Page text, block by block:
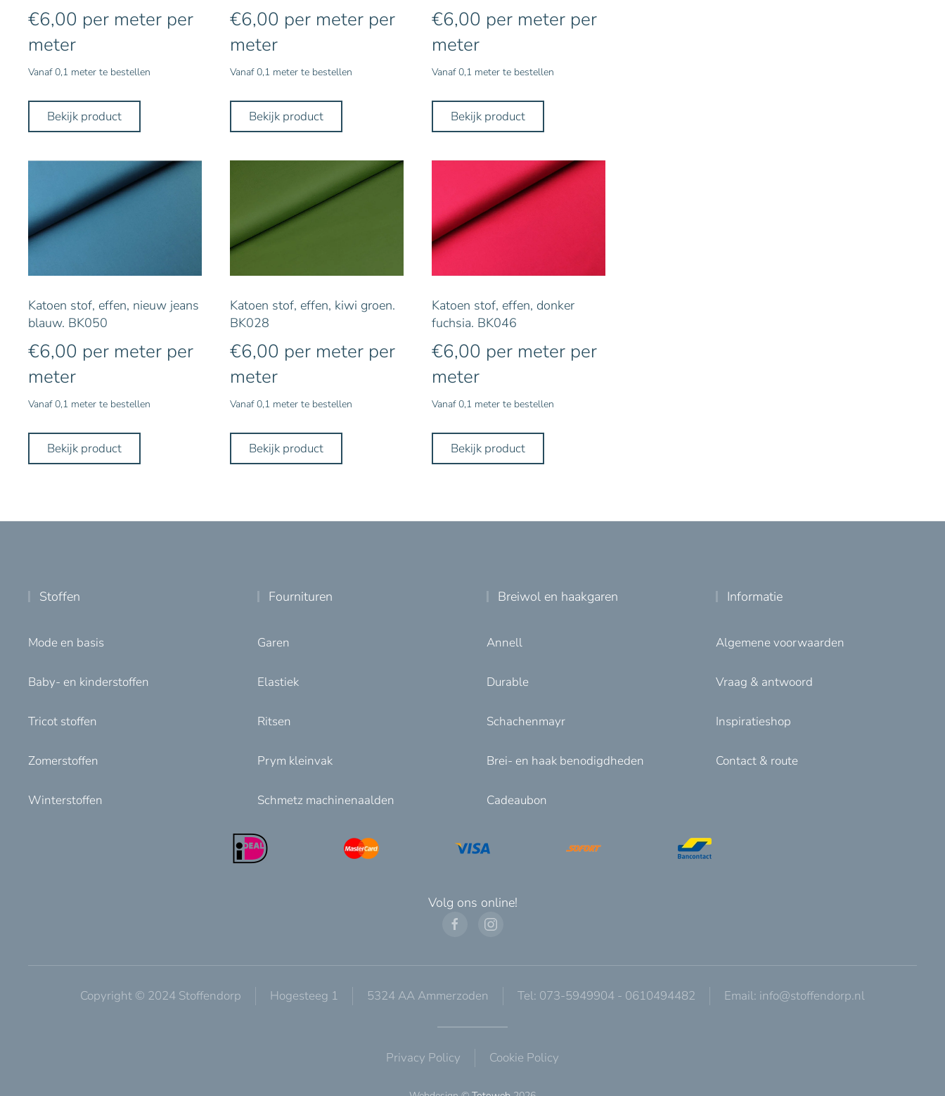
€6,00 per meter per
meter
Vanaf 0,1 meter te bestellen
Bekijk product
€6,00 per meterper
meter
Vanaf 0,1 meter te bestellen
Bekijk product
€6,00 per meterper
meter
Vanaf 0,1 meter te bestellen
Bekijk product
Katoen stof, effen, nieuw jeans
blauw. BK050
€6,00 per meter per
meter
Vanaf 0,1 meter te bestellen
Bekijk product
Katoen stof, effen, kiwi groen.
BK028
€6,00 per meterper
meter
Vanaf 0,1 meter te bestellen
Bekijk product
Katoen stof, effen, donker
fuchsia. BK046
€6,00 per meterper
meter
Vanaf 0,1 meter te bestellen
Bekijk product
Stoffen
Mode en basis
Baby- en kinderstoffen
Tricot stoffen
Zomerstoffen
Winterstoffen
Fournituren
Garen
Elastiek
Ritsen
Prym kleinvak
Schmetz machinenaalden
Breiwol en haakgaren
Annell
Durable
Schachenmayr
Brei- en haak benodigdheden
Cadeaubon
Informatie
Algemene voorwaarden
Vraag & antwoord
Inspiratieshop
Contact & route
Volg ons online!
Copyright © 2024 Stoffendorp Hogesteeg 1 5324 AA Ammerzoden Tel: 073-5949904 - 0610494482 Email: info@stoffendorp.nl
Privacy Policy Cookie Policy